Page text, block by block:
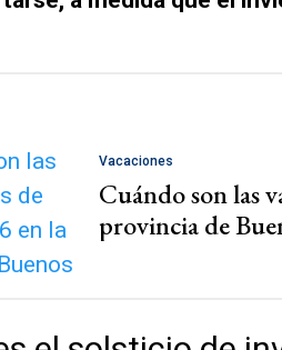
Vacaciones
Cuándo son las
provincia de